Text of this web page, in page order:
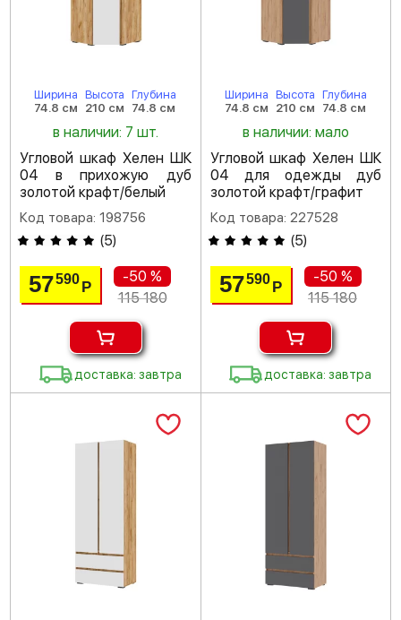
Ширина
74.8 см
Высота
210 см
Глубина
74.8 см
в наличии: 7 шт.
Угловой шкаф Хелен ШК
04 в прихожую дуб
золотой крафт/белый
Код товара: 198756
(5)
57590Р
-50 %
115 180
доставка: завтра
Ширина
74.8 см
Высота
210 см
Глубина
74.8 см
в наличии: мало
Угловой шкаф Хелен ШК
04 для одежды дуб
золотой крафт/графит
Код товара: 227528
(5)
57590 Р
-50 %
115 180
доставка: завтра